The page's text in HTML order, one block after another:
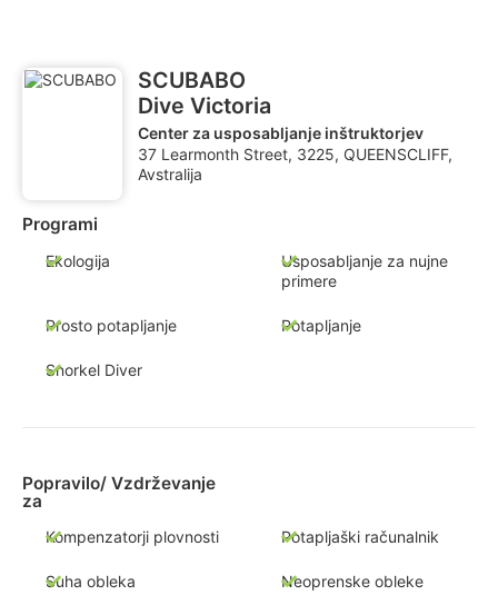
SCUBABO
Dive Victoria
Center za usposabljanje inštruktorjev
37 Learmonth Street, 3225, QUEENSCLIFF,
Avstralija
Programi
Ekologija
Usposabljanje za nujne
primere
Prosto potapljanje Potapljanje
Snorkel Diver
Popravilo/ Vzdrževanje
za
Kompenzatorji plovnosti Potapljaški računalnik
Suha obleka Neoprenske obleke